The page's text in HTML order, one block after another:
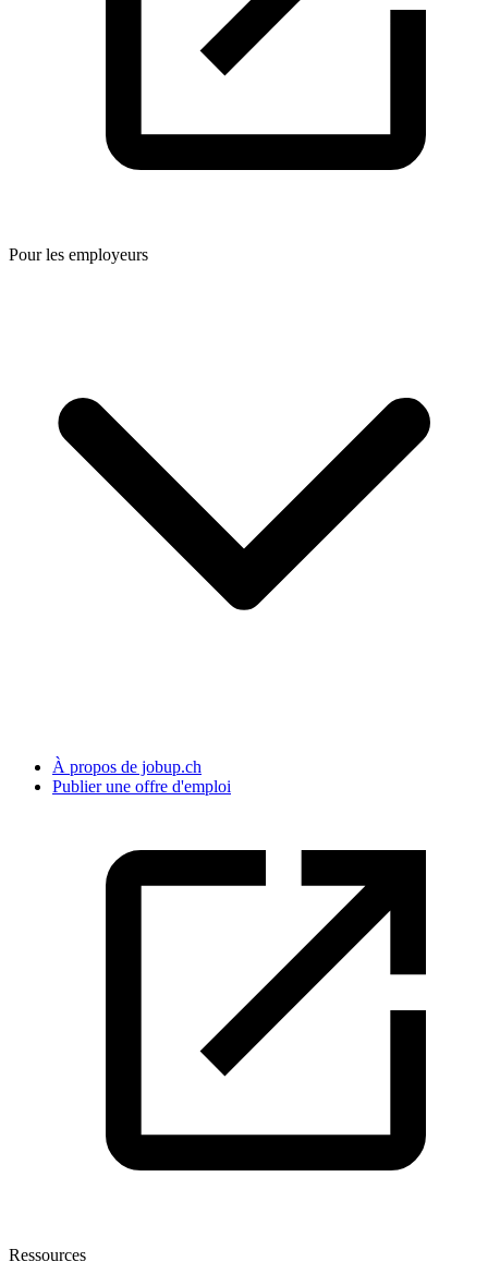
Pour les employeurs
À propos de jobup.ch
Publier une offre d'emploi
Ressources